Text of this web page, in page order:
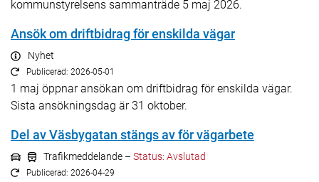
kommunstyrelsens sammanträde 5 maj 2026.
Ansök om driftbidrag för enskilda vägar
Nyhet
Publicerad: 2026-05-01
1 maj öppnar ansökan om driftbidrag för enskilda vägar.
Sista ansökningsdag är 31 oktober.
Del av Väsbygatan stängs av för vägarbete
Trafikmeddelande –Status: Avslutad
Publicerad: 2026-04-29